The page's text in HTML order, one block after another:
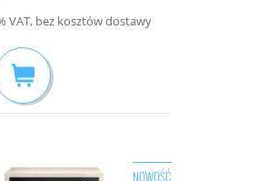
VAT, bez kosztów dostawy
NOWOŚĆ